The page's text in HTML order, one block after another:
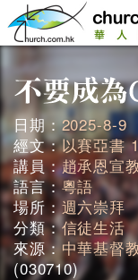
日期：2025-8-9
經文：以賽亞書
講員：趙承恩宣
語言：粵語
場所：週六崇拜
分類：信徒生活
來源： 中華基督
(030710)